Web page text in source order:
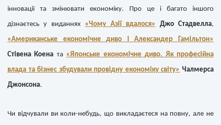
інновації та змінювати економіку. Про це і багато іншого
дізнаєтесь у виданнях «Чому Азії вдалося» Джо Стадвелла,
«Американське економічне диво і Александер Гамільтон»
Стівена Коена та «Японське економічне диво. Як професійна
влада та бізнес збудували провідну економіку світу» Чалмерса
Джонсона.
Чи відчували ви коли-небудь, що викладаєтеся на повну, але не